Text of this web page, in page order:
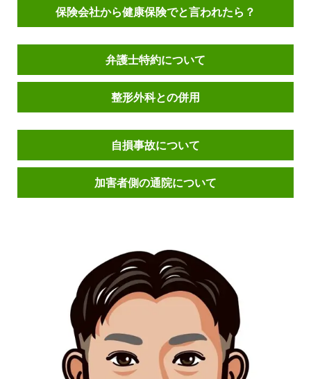
保険会社から健康保険でと言われたら？
弁護士特約について
整形外科との併用
自損事故について
加害者側の通院について